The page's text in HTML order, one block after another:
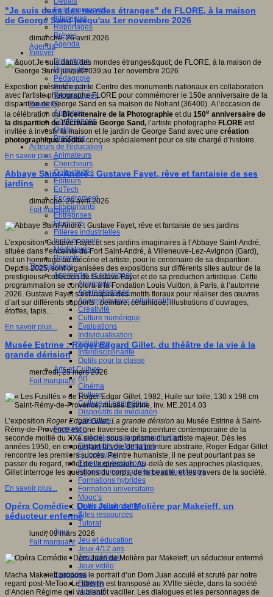
Faits marquants
Interviews
Reportages
Brèves
Agenda
Innover
Didactique
Dispositifs
Pédagogie
Recherche
Technologies
Savoir(s)
Analyses
Conférences
Outils
Pratiques
Acteurs de l'éducation
Animateurs
Chercheurs
Collectivités
Editeurs
EdTech
Encadrement
Enseignants
Entreprises
Etudiants
Filières industrielles
Institutionnels
Médiateurs
Parents
Thématiques
Apprendre et enseigner
Apprendre
Apprentissages
Apprentissages collaboratifs
Créativité
Culture numérique
Evaluations
Individualisation
Initiatives
Interdisciplinarité
Outils pour la classe
Arts et Culture
Art
Cinéma
Culture
Culture et numérique
Dispositifs de médiation
Littérature
Formation
Compétences professionnelles
Dispositifs de formation
E- formation
Enjeux et évolutions
Enseignement supérieur et numérique
Formations hybrides
Formation universitaire
Mooc’s
Outils collaboratifs
Sites ressources
Tutorat
Jeux
Jeu et éducation
Jeux 4/12 ans
Jeux sérieux
Jeux vidéo
Langages
Ecriture
Humour
"Je suis dans des mondes étranges" de FLORE, à la maison
de George Sand jusqu'au 1er novembre 2026
dimanche, 26 avril 2026
Agenda
Expostion présentée par le Centre des monuments nationaux en collaboration
avec l'artiste photographe FLORE pour commémorer le 150e anniversaire de la
disparition de George Sand en sa maison de Nohant (36400). A l’occasion de
la célébration duBicentenaire de la Photographie et du 150e anniversaire de
la disparition de l’écrivaine George Sand, l’artiste photographe FLORE est
invitée à investir la maison et le jardin de George Sand avec une création
photographique inéditeconçue spécialement pour ce site chargé d’histoire.
En savoir plus...
Abbaye Saint-André : Gustave Fayet, rêve et fantaisie de ses
jardins
dimanche, 26 avril 2026
Fait marquant
L’exposition Gustave Fayet et ses jardins imaginaires à l’Abbaye Saint-André,
située dans l’enceinte du Fort Saint-André, à Villeneuve-Lez-Avignon (Gard),
est un hommage au mécène et artiste, pour le centenaire de sa disparition.
Depuis 2025, sont organisées des expositions sur différents sites autour de la
prestigieuse collection de Gustave Fayet et de sa production artistique. Cette
programmation se conclura à la Fondation Louis Vuitton, à Paris, à l’automne
2026. Gustave Fayet s’est inspiré des motifs floraux pour réaliser des œuvres
d’art sur différents supports : peinture, céramique, illustrations d’ouvrages,
étoffes, tapis...
En savoir plus...
Musée Estrine : Roger Edgard Gillet, du théâtre de la vie à la
grande dérision
mercredi, 25 mars 2026
Fait marquant
L’exposition Roger Edgar Gillet, La grande dérision au Musée Estrine à Saint-
Rémy-de-Provence est une traversée de la peinture contemporaine de la
seconde moitié du XXe siècle, sous le prisme d’un artiste majeur. Dès les
années 1950, en empruntant la voie de la peinture abstraite, Roger Edgar Gillet
rencontre les premiers succès. Peintre humaniste, il ne peut pourtant pas se
passer du regard, reflet de l’expression. Au-delà de ses approches plastiques,
Gillet interroge les questions du corps, de la beauté, et les travers de la société.
En savoir plus...
Opéra Comédie : Dom Juan de Molière par Makeïeff, un
séducteur enfermé
lundi, 09 mars 2026
Fait marquant
Macha Makeïeff propose le portrait d’un Dom Juan acculé et scruté par notre
regard post-MeToo. Le libertin est transposé au XVIIIe siècle, dans la société
d’Ancien Régime qui va bientôt vaciller. Les dialogues et les personnages de